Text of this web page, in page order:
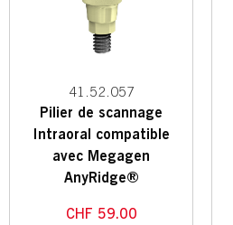
41.52.057
Pilier de scannage
Intraoral compatible
avec Megagen
AnyRidge®
CHF 59.00